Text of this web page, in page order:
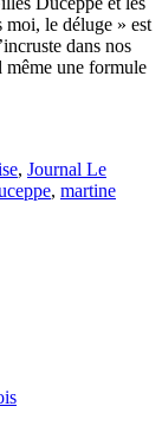
moi, le déluge » est
dans nos
même une formule
, Journal Le
, martine